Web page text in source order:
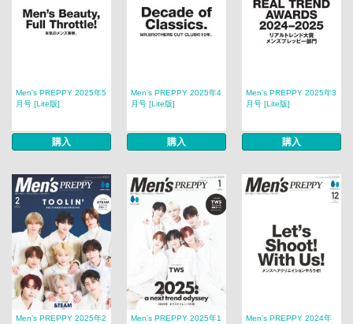
Men’s PREPPY 2025年5
月号 [Lite版]
購入
Men’s PREPPY 2025年4
月号 [Lite版]
購入
Men’s PREPPY 2025年3
月号 [Lite版]
購入
Men’s PREPPY 2025年2
Men’s PREPPY 2025年1
Men’s PREPPY 2024年